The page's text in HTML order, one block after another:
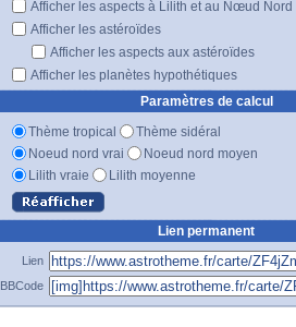
Afficher les aspects à Lilith et au Nœud Nord
Afficher les astéroïdes
Afficher les aspects aux astéroïdes
Afficher les planètes hypothétiques
Paramètres de calcul
Thème tropical
Thème sidéral
Noeud nord vrai
Noeud nord moyen
Lilith vraie
Lilith moyenne
Lien permanent
Lien
BBCode